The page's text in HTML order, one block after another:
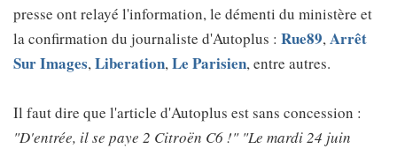
presse ont relayé l'information, le démenti du ministère et
la confirmation du journaliste d'Autoplus : Rue89,Arrêt
Sur Images,Liberation,Le Parisien, entre autres.
Il faut dire que l'article d'Autoplus est sans concession :
"D'entrée, il se paye 2 Citroën C6 !" "Le mardi 24 juin